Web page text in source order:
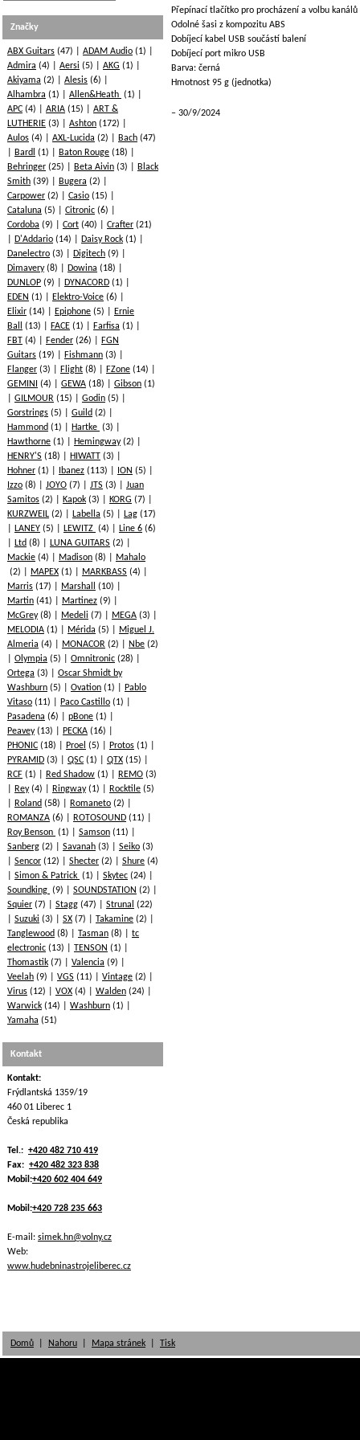
Přepínací tlačítko pro procházení a volbu kanálů
Odolné šasi z kompozitu ABS
Dobíjecí kabel USB součástí balení
Dobíjecí port mikro USB
Barva: černá
Hmotnost 95 g (jednotka)
30/9/2024
Značky
ABX Guitars (47) ADAM Audio (1)
Admira (4) Aersi (5) AKG (1)
Akiyama (2) Alesis (6)
Alhambra (1) Allen&Heath (1)
APC (4) ARIA (15)
ART &
LUTHERIE (3) Ashton (172)
Aulos (4) AXL-Lucida (2) Bach (47)
Bardl (1) Baton Rouge (18)
Behringer (25) Beta Aivin (3)
Black
Smith (39) Bugera (2)
Carpower (2) Casio (15)
Cataluna (5) Citronic (6)
Cordoba (9) Cort (40) Crafter (21)
D'Addario (14) Daisy Rock (1)
Danelectro (3) Digitech (9)
Dimavery(8) Dowina (18)
DUNLOP (9) DYNACORD (1)
EDEN (1) Elektro-Voice (6)
Elixir (14) Epiphone (5)
Ernie
Ball
(13) FACE (1) Farfisa (1)
FBT (4) Fender (26)
FGN
Guitars (19) Fishmann (3)
Flanger (3) Flight (8) FZone (14)
GEMINI
(4) GEWA (18) Gibson (1)
GILMOUR (15) Godin (5)
Gorstrings (5) Guild (2)
Hammond (1) Hartke (3)
Hawthorne (1) Hemingway(2)
HENRY'S (18) HIWATT (3)
Hohner (1) Ibanez (113) ION (5)
Izzo (8) JOYO (7) JTS (3)
Juan
Samitos (2) Kapok (3) KORG (7)
KURZWEIL (2) Labella (5) Lag (17)
LANEY (5) LEWITZ (4) Line 6 (6)
Ltd (8) LUNA GUITARS (2)
Mackie (4) Madison (8)
Mahalo
(2)
MAPEX (1) MARKBASS (4)
Marris (17) Marshall
(10)
Martin (41) Martinez (9)
McGrey(8) Medeli (7) MEGA (3)
MELODIA (1) Mérida (5)
Miguel J.
Almeria (4) MONACOR (2) Nbe (2)
Olympia (5) Omnitronic (28)
Ortega (3)
Oscar Shmidt by
Washburn (5) Ovation (1)
Pablo
Vitaso (11) Paco Castillo (1)
Pasadena (6) pBone (1)
Peavey(13) PECKA (16)
PHONIC (18) Proel (5) Protos (1)
PYRAMID (3) QSC (1) QTX (15)
RCF (1) Red Shadow (1) REMO (3)
Rey(4) Ringway(1) Rocktile (5)
Roland (58) Romaneto (2)
ROMANZA (6) ROTOSOUND (11)
Roy Benson (1) Samson (11)
Sanberg (2) Savanah (3) Seiko (3)
Sencor (12) Shecter (2) Shure (4)
Simon & Patrick (1) Skytec (24)
Soundking (9) SOUNDSTATION (2)
Squier (7) Stagg (47) Strunal (22)
Suzuki (3) SX (7) Takamine (2)
Tanglewood (8) Tasman (8)
tc
electronic (13) TENSON (1)
Thomastik (7) Valencia (9)
Veelah (9) VGS (11) Vintage (2)
Virus (12) VOX (4) Walden (24)
Warwick (14) Washburn (1)
Yamaha (51)
Kontakt
Kontakt:
Frýdlantská 1359/19
460 01 Liberec 1
Česká republika
Tel.: +420 482 710 419
Fax: +420 482 323 838
Mobil:+420 602 404 649
Mobil:+420 728 235 663
E-mail: simek.hn@volny.cz
Web:
www.hudebninastrojeliberec.cz
Domů Nahoru Mapa stránek Tisk